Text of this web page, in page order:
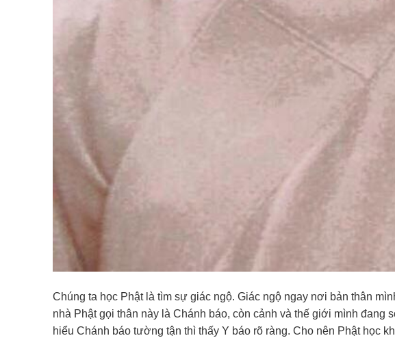
Chúng ta học Phật là tìm sự giác ngộ. Giác ngộ ngay nơi bản thân
nhà Phật gọi thân này là Chánh báo, còn cảnh và thế giới mình đang
hiểu Chánh báo tường tận thì thấy Y báo rõ ràng. Cho nên Phật học